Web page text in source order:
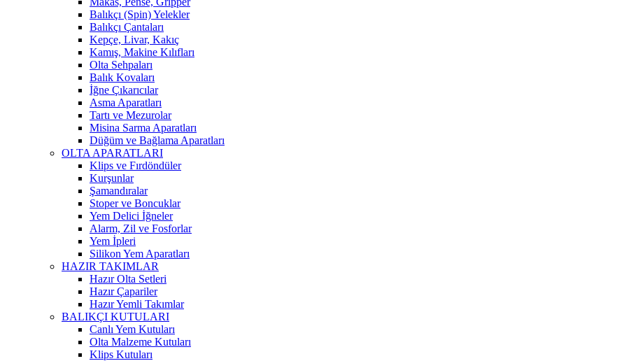
Balıkçı (Spin) Yelekler
Balıkçı Çantaları
Kepçe, Livar, Kakıç
Kamış, Makine Kılıfları
Olta Sehpaları
Balık Kovaları
İğne Çıkarıcılar
Asma Aparatları
Tartı ve Mezurolar
Misina Sarma Aparatları
Düğüm ve Bağlama Aparatları
OLTA APARATLARI
Klips ve Fırdöndüler
Kurşunlar
Şamandıralar
Stoper ve Boncuklar
Yem Delici İğneler
Alarm, Zil ve Fosforlar
Yem İpleri
Silikon Yem Aparatları
HAZIR TAKIMLAR
Hazır Olta Setleri
Hazır Çapariler
Hazır Yemli Takımlar
BALIKÇI KUTULARI
Canlı Yem Kutuları
Olta Malzeme Kutuları
Klips Kutuları